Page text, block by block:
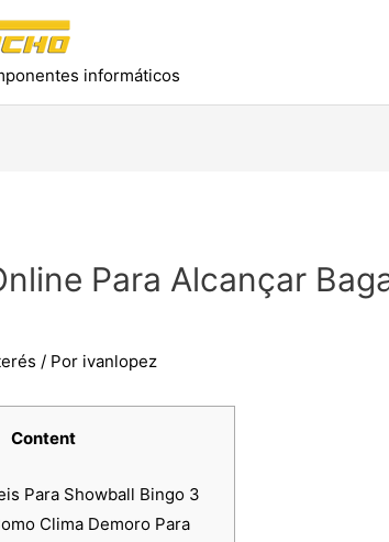
informáticos
Para Alcançar
/ Por ivanlopez
Content
Para Showball Bingo 3
Clima Demoro Para